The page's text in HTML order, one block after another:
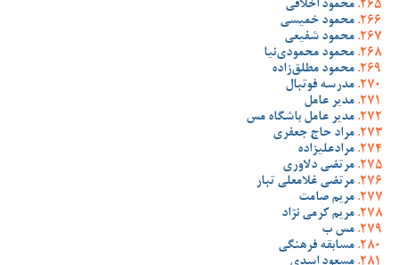
محمود اخلاقی
محمود خمیسی
محمود شفیعی
محمود محمودی‌نیا
محمود مطلق‌زاده
مدرسه فوتبال
مدیر عامل
مدیر عامل باشگاه مس
مراد حاج جعفری
مرادعلیزاده
مرتضی دلاوری
مرتضی غلامعلی تبار
مریم صامت
مریم کرمی نژاد
مس ب
مسابقه فرهنگی